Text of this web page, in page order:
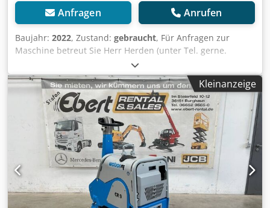
Anfragen Anrufen
Baujahr: 2022, Zustand: gebraucht, Für Anfragen zur
Maschine betreut Sie Herr Herden (unter Tel. gerne.
Weber CR 9 MDM Hatz-Diesel Rüttelplatte / Baujahr: 2022 /
E-Start / DEMO - Gerät Verkaufspreis: 9.990,00 € netto /
11.888,10 € brutto Technische Daten Motor: Hatz-Diesel
Motorleistung max.: 11,0 (15,0) kW/PS Crodpfxjznrtps
Amysf Gewicht: 740 kg Zentrifugalkraft: 100 kN Frequenz:
65 Hz Arbeitsbreite: 75 cm Die reversierbaren
Bodenverdichter der CR-Baureihen glänzen mit einer
starken Verdichtungsleistung und höchster Effizienz. Für
Verdichtungsarbeiten vom klassischen Straßen- und
Tiefbau bis zum Pflasterbau sind sie deshalb die erste
Wahl. Ausgewogene Laufeigenschaften, die hohe Laufruhe
und niedrige Hand-Arm-Vibrationen stellen einen hohen
Kleinanzeige